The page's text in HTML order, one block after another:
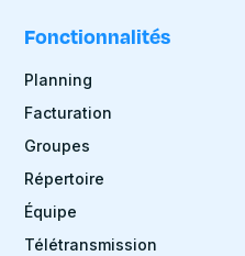
Fonctionnalités
Planning
Facturation
Groupes
Répertoire
Équipe
Télétransmission